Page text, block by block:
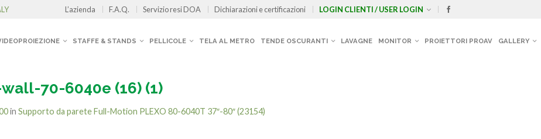
L’azienda F.A.Q. Servizio resi DOA Dichiarazioni e certificazioni LOGIN CLIENTI / USER LOGIN
STAFFE & STANDS PELLICOLE TELA AL METRO TENDE OSCURANTI LAVAGNE MONITOR PROIETTORI PROAV GALLERY
70-6040e (16) (1)
in Supporto da parete Full-Motion PLEXO 80-6040T 37″-80″ (23154)